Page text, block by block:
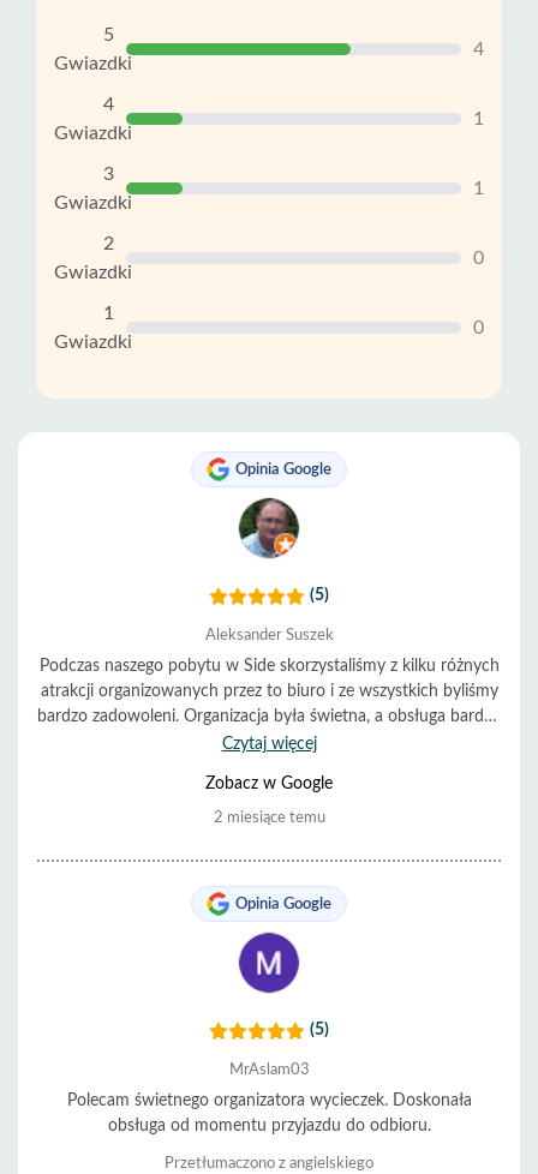
5
Gwiazdki
4
4
Gwiazdki
1
3
Gwiazdki
1
2
Gwiazdki
0
1
Gwiazdki
0
Opinia Google
(5)
Aleksander Suszek
Podczas naszego pobytu w Side skorzystaliśmy z kilku różnych
atrakcji organizowanych przez to biuro i ze wszystkich byliśmy
bardzo zadowoleni. Organizacja była świetna, a obsługa bardzo
pomocna i miła. Wszystko przebiegało punktualnie i bez
Czytaj więcej
Zobacz w Google
2 miesiące temu
Opinia Google
(5)
MrAslam03
Polecam świetnego organizatora wycieczek. Doskonała
obsługa od momentu przyjazdu do odbioru.
Przetłumaczono z angielskiego